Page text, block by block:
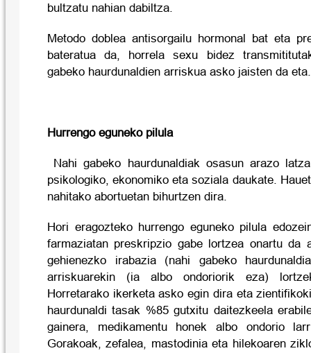
bultzatu nahian dabiltza.
Metodo doblea antisorgailu hormonal bat eta
bateratua da, horrela sexu bidez
gabeko haurdunaldien arriskua asko jaisten da eta.
Hurrengo eguneko pilula
Nahi gabeko haurdunaldiak osasun arazo
psikologiko, ekonomiko eta soziala daukate.
nahitako abortuetan bihurtzen dira.
Hori eragozteko hurrengo eguneko pilula
farmaziatan preskripzio gabe lortzea onartu da
gehienezko irabazia (nahi gabeko
arriskuarekin (ia albo ondoriorik eza)
Horretarako ikerketa asko egin dira eta
haurdunaldi tasak %85 gutxitu daitezkeela
gainera, medikamentu honek albo ondorio
Gorakoak, zefalea, mastodinia eta hilekoaren